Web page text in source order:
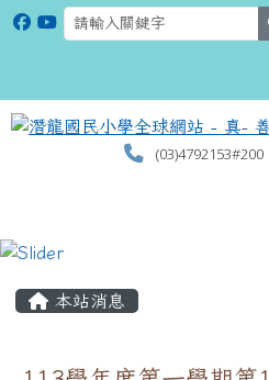
(03)4792153#200
本站消息